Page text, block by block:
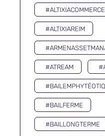
#ALTIXIAREIM
#ATREAM
#BAILFERME
#BAILLONGTERME